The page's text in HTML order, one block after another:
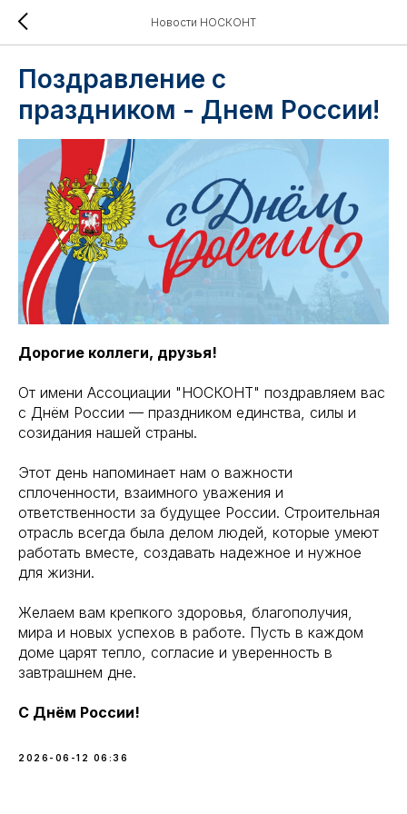
Новости НОСКОНТ
Поздравление с
праздником - Днем России!
Дорогие коллеги, друзья!
От имени Ассоциации "НОСКОНТ" поздравляем вас
с Днём России — праздником единства, силы и
созидания нашей страны.
Этот день напоминает нам о важности
сплоченности, взаимного уважения и
ответственности за будущее России. Строительная
отрасль всегда была делом людей, которые умеют
работать вместе, создавать надежное и нужное
для жизни.
Желаем вам крепкого здоровья, благополучия,
мира и новых успехов в работе. Пусть в каждом
доме царят тепло, согласие и уверенность в
завтрашнем дне.
С Днём России!
2026-06-12 06:36